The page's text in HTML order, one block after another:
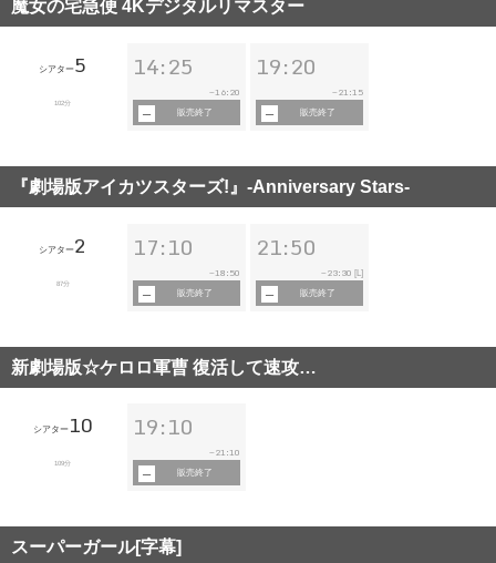
魔女の宅急便 4Kデジタルリマスター
シアター5
102分
14:25
~16:20
販売終了
19:20
~ 21:15
販売終了
『劇場版アイカツスターズ!』-Anniversary Stars-
シアター2
87分
17:10
~ 18:50
販売終了
21:50
~ 23:30 [L]
販売終了
新劇場版☆ケロロ軍曹 復活して速攻…
シアター10
109分
19:10
~ 21:10
販売終了
スーパーガール[字幕]